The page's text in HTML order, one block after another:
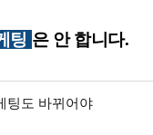
팅 은 안 합니다.
팅도 바뀌어야